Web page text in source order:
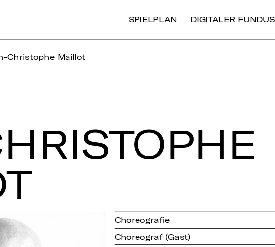
SPIELPLAN DIGITALER FUNDUS
Christophe Maillot
Choreografie
Choreograf (Gast)